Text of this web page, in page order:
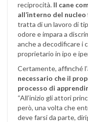
reciprocità. Il cane
all’interno del
tratta di un lavoro di
odore e impara a
anche a decodificare i
proprietario in ipo e
Certamente, affinché
necessario che il
processo di
“All’inizio gli attori
però, una volta che
deve farsi da parte,